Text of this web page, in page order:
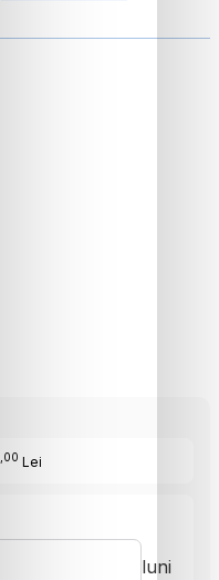
,00 Lei
luni